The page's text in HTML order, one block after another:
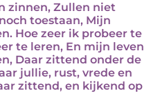
zinnen, Zullen niet
toestaan, Mijn
Hoe zeer ik probeer te
te leren, En mijn leven
Daar zittend onder de
jullie, rust, vrede en
zittend, en kijkend op